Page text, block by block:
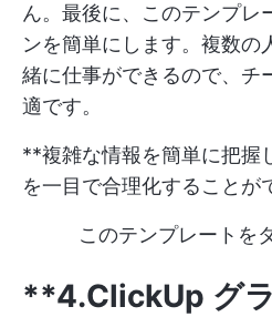
ん。最後に、このテンプレ
ンを簡単にします。複数の
緒に仕事ができるので、チ
適です。
**複雑な情報を簡単に把握
を一目で合理化することが
このテンプレートを
**4.ClickUp グ